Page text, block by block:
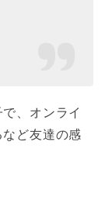
、オンライ
ど友達の感